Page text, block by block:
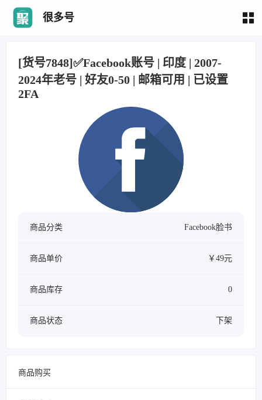
很多号
[货号7848]✅Facebook账号 | 印度 | 2007-
2024年老号 | 好友0-50 | 邮箱可用 | 已设置
2FA
商品分类 Facebook脸书
商品单价 ￥49元
商品库存 0
商品状态 下架
商品购买